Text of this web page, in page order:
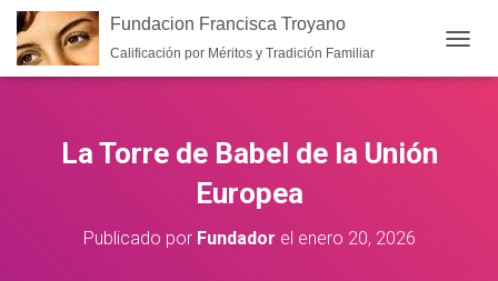
Fundacion Francisca Troyano
Calificación por Méritos y Tradición Familiar
La Torre de Babel de la Unión
Europea
Publicado por Fundador el enero 20, 2026